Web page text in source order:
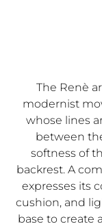
The Renè
modernist
whose lines
between
softness of
backrest. A
expresses its
cushion, and
base to create